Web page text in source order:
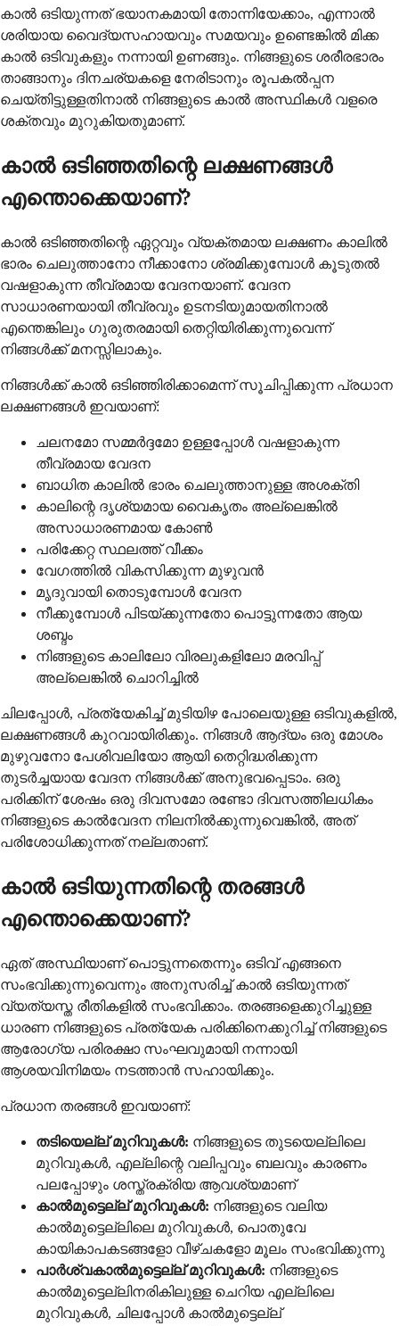
കാല്‍ ഒടിയുന്നത് ഭയാനകമായി തോന്നിയേക്കാം, എന്നാല്‍
ശരിയായ വൈദ്യസഹായവും സമയവും ഉണ്ടെങ്കില്‍ മിക്ക
കാല്‍ ഒടിവുകളും നന്നായി ഉണങ്ങും. നിങ്ങളുടെ ശരീരഭാരം
താങ്ങാനും ദിനചര്യകളെ നേരിടാനും രൂപകല്‍പ്പന
ചെയ്തിട്ടുള്ളതിനാല്‍ നിങ്ങളുടെ കാല്‍ അസ്ഥികള്‍ വളരെ
ശക്തവും മുറുകിയതുമാണ്.
കാല്‍ ഒടിഞ്ഞതിന്റെ ലക്ഷണങ്ങള്‍
എന്തൊക്കെയാണ്?
കാല്‍ ഒടിഞ്ഞതിന്റെ ഏറ്റവും വ്യക്തമായ ലക്ഷണം കാലില്‍
ഭാരം ചെലുത്താനോ നീക്കാനോ ശ്രമിക്കുമ്പോള്‍ കൂടുതല്‍
വഷളാകുന്ന തീവ്രമായ വേദനയാണ്. വേദന
സാധാരണയായി തീവ്രവും ഉടനടിയുമായതിനാല്‍
എന്തെങ്കിലും ഗുരുതരമായി തെറ്റിയിരിക്കുന്നുവെന്ന്
നിങ്ങള്‍ക്ക് മനസ്സിലാകും.
നിങ്ങള്‍ക്ക് കാല്‍ ഒടിഞ്ഞിരിക്കാമെന്ന് സൂചിപ്പിക്കുന്ന പ്രധാന
ലക്ഷണങ്ങള്‍ ഇവയാണ്:
ചലനമോ സമ്മര്‍ദ്ദമോ ഉള്ളപ്പോള്‍ വഷളാകുന്ന
തീവ്രമായ വേദന
ബാധിത കാലില്‍ ഭാരം ചെലുത്താനുള്ള അശക്തി
കാലിന്റെ ദൃശ്യമായ വൈകൃതം അല്ലെങ്കില്‍
അസാധാരണമായ കോണ്‍
പരിക്കേറ്റ സ്ഥലത്ത് വീക്കം
വേഗത്തില്‍ വികസിക്കുന്ന മുഴുവന്‍
മൃദുവായി തൊടുമ്പോള്‍ വേദന
നീക്കുമ്പോള്‍ പിടയ്ക്കുന്നതോ പൊട്ടുന്നതോ ആയ
ശബ്ദം
നിങ്ങളുടെ കാലിലോ വിരലുകളിലോ മരവിപ്പ്
അല്ലെങ്കില്‍ ചൊറിച്ചില്‍
ചിലപ്പോള്‍, പ്രത്യേകിച്ച് മുടിയിഴ പോലെയുള്ള ഒടിവുകളില്‍,
ലക്ഷണങ്ങള്‍ കുറവായിരിക്കും. നിങ്ങള്‍ ആദ്യം ഒരു മോശം
മുഴുവനോ പേശിവലിയോ ആയി തെറ്റിദ്ധരിക്കുന്ന
തുടര്‍ച്ചയായ വേദന നിങ്ങള്‍ക്ക് അനുഭവപ്പെടാം. ഒരു
പരിക്കിന് ശേഷം ഒരു ദിവസമോ രണ്ടോ ദിവസത്തിലധികം
നിങ്ങളുടെ കാല്‍വേദന നിലനില്‍ക്കുന്നുവെങ്കില്‍, അത്
പരിശോധിക്കുന്നത് നല്ലതാണ്.
കാല്‍ ഒടിയുന്നതിന്റെ തരങ്ങള്‍
എന്തൊക്കെയാണ്?
ഏത് അസ്ഥിയാണ് പൊട്ടുന്നതെന്നും ഒടിവ് എങ്ങനെ
സംഭവിക്കുന്നുവെന്നും അനുസരിച്ച് കാല്‍ ഒടിയുന്നത്
വ്യത്യസ്ത രീതികളില്‍ സംഭവിക്കാം. തരങ്ങളെക്കുറിച്ചുള്ള
ധാരണ നിങ്ങളുടെ പ്രത്യേക പരിക്കിനെക്കുറിച്ച് നിങ്ങളുടെ
ആരോഗ്യ പരിരക്ഷാ സംഘവുമായി നന്നായി
ആശയവിനിമയം നടത്താന്‍ സഹായിക്കും.
പ്രധാന തരങ്ങള്‍ ഇവയാണ്:
തടിയെല്ല് മുറിവുകൾ: നിങ്ങളുടെ തുടയെല്ലിലെ
മുറിവുകൾ, എല്ലിന്റെ വലിപ്പവും ബലവും കാരണം
പലപ്പോഴും ശസ്ത്രക്രിയ ആവശ്യമാണ്
കാൽമുട്ടെല്ല് മുറിവുകൾ: നിങ്ങളുടെ വലിയ
കാൽമുട്ടെല്ലിലെ മുറിവുകൾ, പൊതുവേ
കായികാപകടങ്ങളോ വീഴ്ചകളോ മൂലം സംഭവിക്കുന്നു
പാർശ്വകാൽമുട്ടെല്ല് മുറിവുകൾ: നിങ്ങളുടെ
കാൽമുട്ടെല്ലിനരികിലുള്ള ചെറിയ എല്ലിലെ
മുറിവുകൾ, ചിലപ്പോൾ കാൽമുട്ടെല്ല്